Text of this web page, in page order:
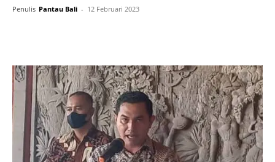
Penulis Pantau Bali - 12 Februari 2023